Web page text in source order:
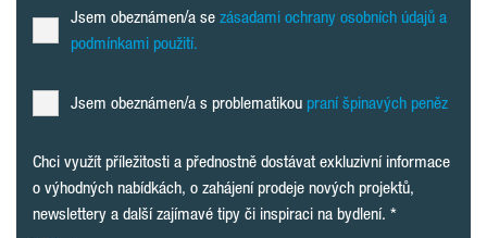
Jsem obeznámen/a se zásadami ochrany osobních údajů a
podmínkami použití.
Jsem obeznámen/a s problematikou praní špinavých peněz
Chci využít příležitosti a přednostně dostávat exkluzivní informace
o výhodných nabídkách, o zahájení prodeje nových projektů,
newslettery a další zajímavé tipy či inspiraci na bydlení.